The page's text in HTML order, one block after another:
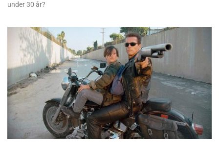
under 30 år?